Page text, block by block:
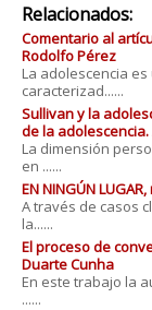
Relacionados:
Comentario al
Rodolfo Pérez
La adolescencia
caracterizad......
Sullivan y la
de la
La dimensión
en ......
EN NINGÚN
A través de casos
la......
El proceso de
Duarte Cunha
En este trabajo la
......